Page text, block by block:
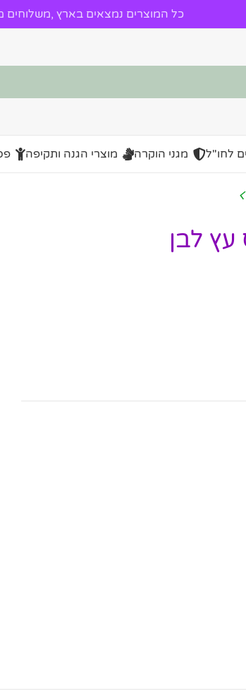
כל המוצרים נמצאים בארץ ,משלוחים
לחו"ל מגני הוקרה מוצרי הגנה ותקיפה
בסיס עץ לבן